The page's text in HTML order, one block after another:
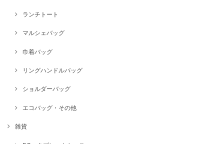
ランチトート
マルシェバッグ
巾着バッグ
リングハンドルバッグ
ショルダーバッグ
エコバッグ・その他
雑貨